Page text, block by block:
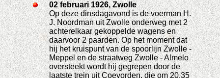
02 februari 1926, Zwolle
Op deze dinsdagavond is de voerman H.
J. Noordman uit Zwolle onderweg met 2
achterelkaar gekoppelde wagens en
daarvoor 2 paarden. Op het moment dat
hij het kruispunt van de spoorlijn Zwolle -
Meppel en de straatweg Zwolle - Almelo
oversteekt wordt hij gegrepen door de
laatste trein uit Coevorden, die om 20.35